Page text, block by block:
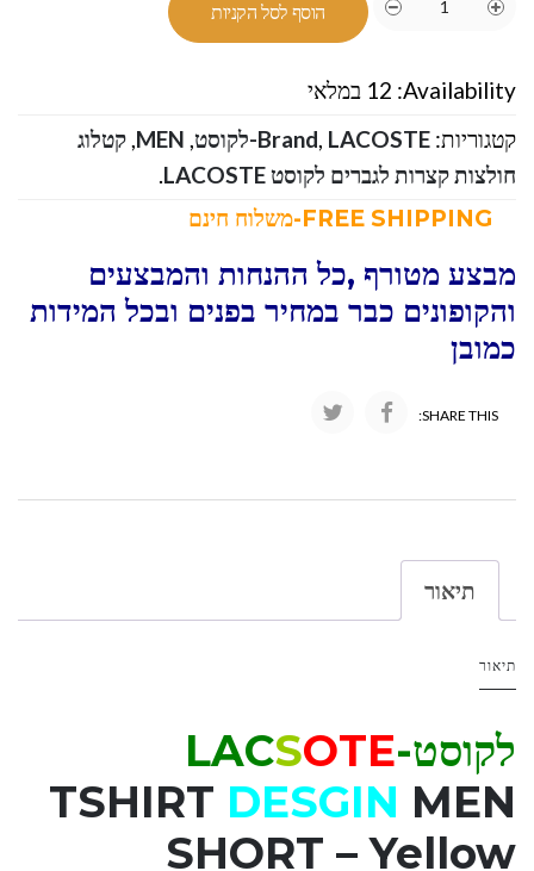
הוסף לסל הקניות
Availability: 12 במלאי
קטגוריות:
Brand, LACOSTE-לקוסט ,
MEN
,קטלוג
חולצות קצרות לגברים לקוסט LACOSTE
.
מבצע מטורף ,כל ההנחות והמבצעים
והקופונים כבר במחיר בפנים ובכל המידות
כמובן
SHARE THIS:
תיאור
תיאור
לקוסט-LAC SOTE
TSHIRT DESGIN MEN
SHORT – Yellow